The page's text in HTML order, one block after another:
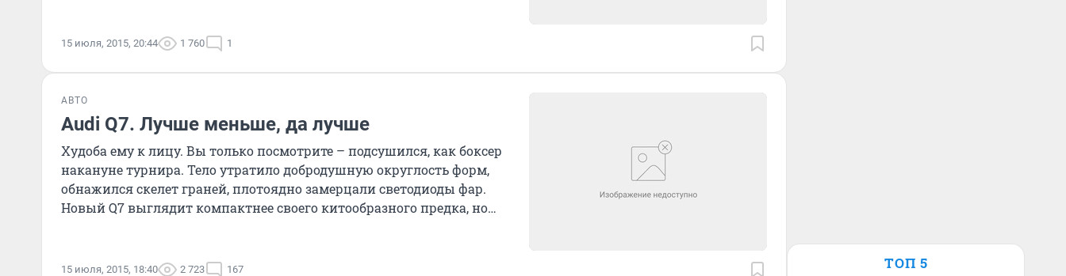
15 июля, 2015, 20:44 1 760 1
АВТО
Audi Q7. Лучше меньше, да лучше
Худоба ему к лицу. Вы только посмотрите – подсушился, как боксер
накануне турнира. Тело утратило добродушную округлость форм,
обнажился скелет граней, плотоядно замерцали светодиоды фар.
Новый Q7 выглядит компактнее своего китообразного предка, но
15 июля, 2015, 18:40 2 723 167 ТОП 5